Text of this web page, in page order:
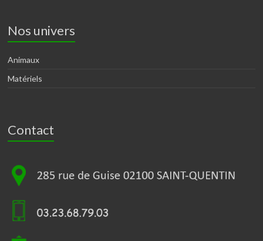
Nos univers
Animaux
Matériels
Contact